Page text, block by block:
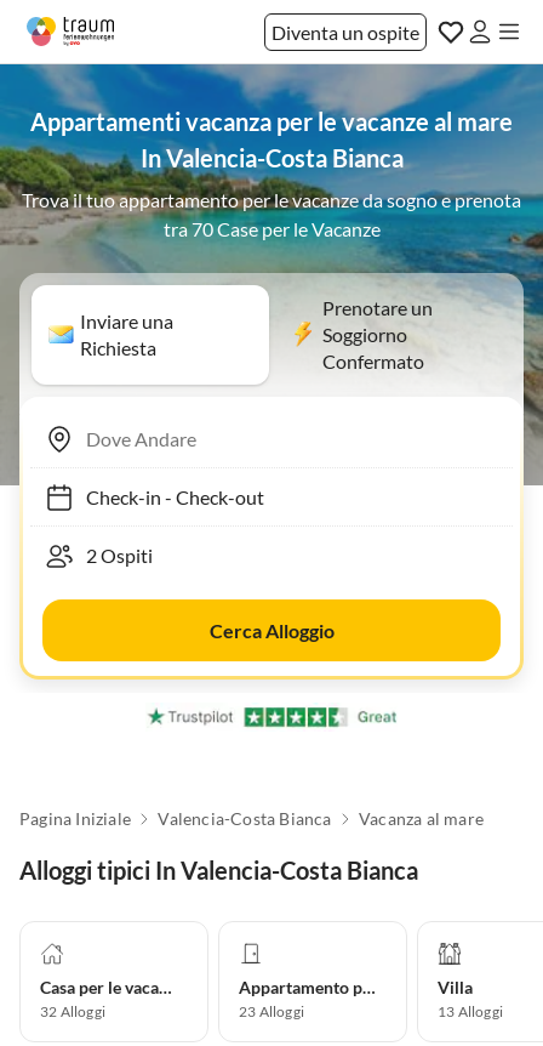
Diventa un ospite
Appartamenti vacanza per le vacanze al mare
In Valencia-Costa Bianca
Trova il tuo appartamento per le vacanze da sogno e prenota
tra 70 Case per le Vacanze
Inviare una
Richiesta
Prenotare un
Soggiorno
Confermato
Check-in- Check-out
Cerca Alloggio
Pagina Iniziale Valencia-Costa Bianca Vacanza al mare
Alloggi tipici In Valencia-Costa Bianca
Casa per le vacanze
32 Alloggi
Appartamento per vacanze
23 Alloggi
Villa
13 Alloggi